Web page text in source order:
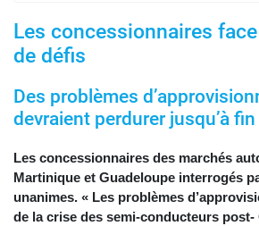
Les concessionnaires
de défis
Des problèmes
devraient perdurer jusqu’à
Les concessionnaires des marchés
Martinique et Guadeloupe interrogés
unanimes. « Les problèmes
de la crise des semi-conducteurs post-